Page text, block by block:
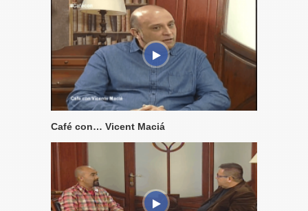
Café con… Vicent Maciá